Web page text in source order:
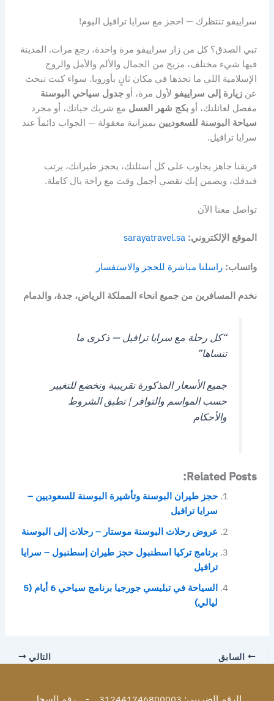
سراييفو تنتظرك — احجز مع سرايا ترافيل اليوم!
تبي الصدق؟ كل من زار سراييفو مرة واحدة، رجع مرات. المدينة
فيها شيء مختلف، مزيج من الجمال والألم والأمل والروح
الإسلامية اللي ما تجدها في مكان ثانٍ بأوروبا. سواء كنت تبحث
عن زيارة إلى سراييفو لأول مرة، أو جدول سياحي البوسنة
مفصل لعائلتك، أو بكج شهر العسل مع شريك حياتك، أو مجرد
سياحة البوسنة للسعوديين بميزانية معقولة — الجواب دائماً عند
سرايا ترافيل.
فريقنا جاهز يجاوب على كل أسئلتك، يحجز طيرانك، يرتب
فندقك، ويضمن إنك تقضي أجمل وقت مع راحة بال كاملة.
تواصل معنا الآن
الموقع الإلكتروني: sarayatravel.sa
واتساب: راسلنا مباشرة للحجز والاستفسار
نخدم المسافرين من جميع انحاء المملكة الرياض، جدة، والدمام
“كل رحلة مع سرايا ترافيل — ذكرى ما
تنساها”
جميع الأسعار المذكورة تقريبية وتخضع للتغيير
حسب المواسم والتوافر | تطبق الشروط
والأحكام
Related Posts:
حجز طيران البوسنة وتأشيرة البوسنة للسعوديين –
سرايا ترافيل
عروض رحلات البوسنة موستار – رحلات إلى البوسنة
برنامج تركيا اسطنبول حجز طيران إسطنبول – سرايا
ترافيل
السياحة في تبليسي جورجيا برنامج سياحي 6 أيام (5
ليالي)
السابق التالي